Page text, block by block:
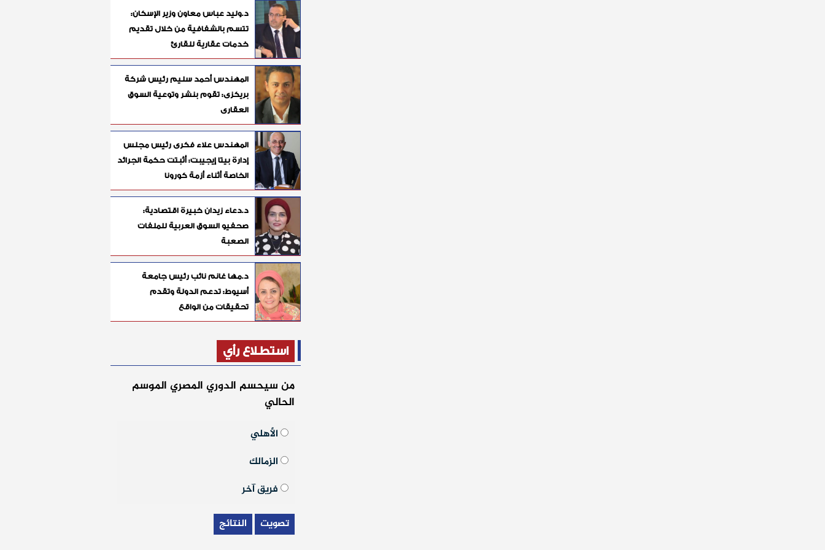
د.وليد عباس معاون وزير الإسكان:
تتسم بالشفافية من خلال تقديم
خدمات عقارية للقارئ
المهندس أحمد سليم رئيس شركة
بريكزى: تقوم بنشر وتوعية السوق
العقارى
المهندس علاء فكرى رئيس مجلس
إدارة بيتا إيجيبت: أثبتت حكمة الجرائد
الخاصة أثناء أزمة كورونا
د.دعاء زيدان خبيرة اقتصادية:
صحفيو السوق العربية للملفات
الصعبة
د.مها غانم نائب رئيس جامعة
أسيوط: تدعم الدولة وتقدم
تحقيقات من الواقع
استطلاع رأي
من سيحسم الدوري المصري الموسم
الحالي
الأهلي
الزمالك
فريق آخر
تصويت النتائج